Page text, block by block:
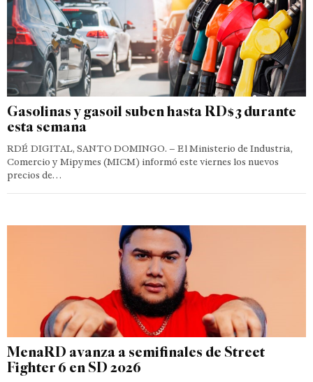
Gasolinas y gasoil suben hasta RD$3 durante
esta semana
RDÉ DIGITAL, SANTO DOMINGO. – El Ministerio de Industria,
Comercio y Mipymes (MICM) informó este viernes los nuevos
precios de…
MenaRD avanza a semifinales de Street
Fighter 6 en SD 2026